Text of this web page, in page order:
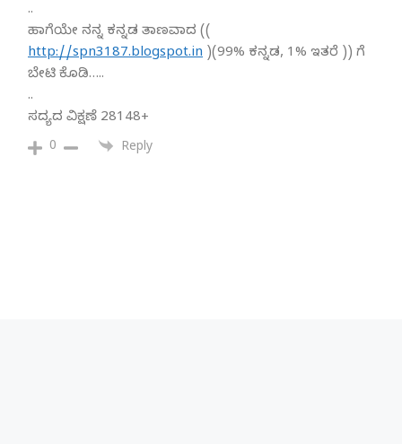
..
ಹಾಗೆಯೇ ನನ್ನ ಕನ್ನಡ ತಾಣವಾದ ((
http://spn3187.blogspot.in )(99% ಕನ್ನಡ, 1% ಇತರೆ )) ಗೆ
ಬೇಟಿ ಕೊಡಿ…..
..
ಸದ್ಯದ ವಿಕ್ಷಣೆ 28148+
0 Reply